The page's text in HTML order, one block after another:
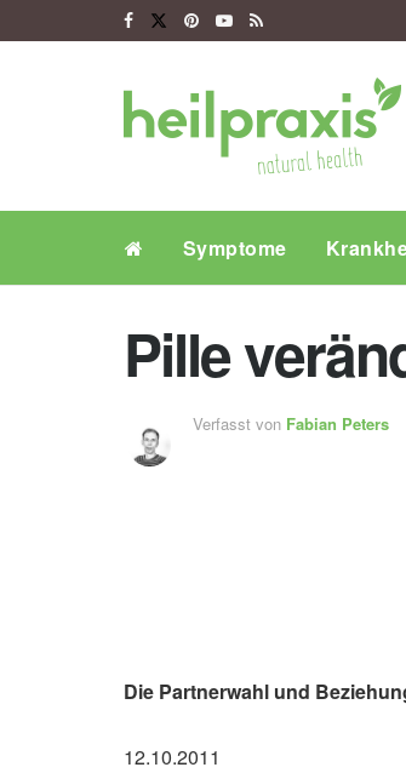
Symptome
Pille
Verfasst von Fabian Peters
Die Partnerwahl und
12.10.2011